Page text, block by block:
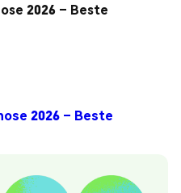
2026 – Beste
2026 – Beste